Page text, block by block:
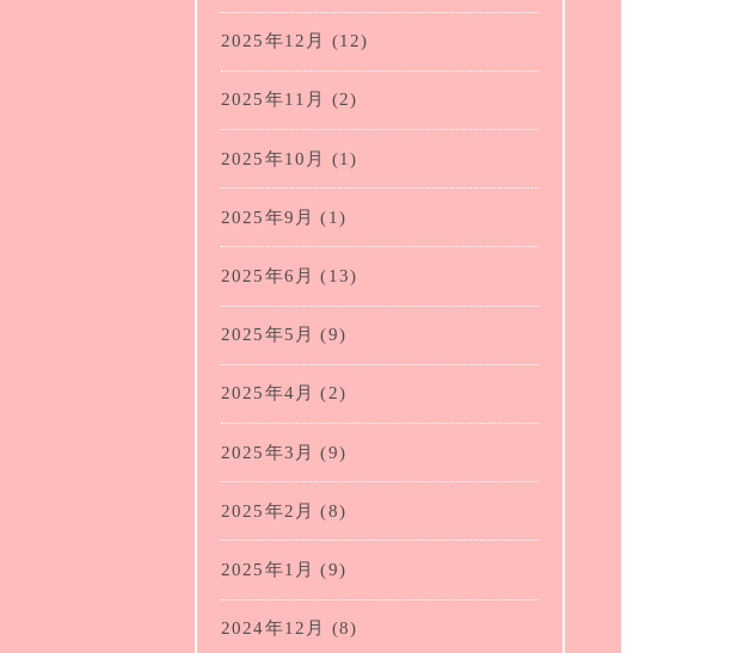
2025年12月 (12)
2025年11月 (2)
2025年10月 (1)
2025年9月 (1)
2025年6月 (13)
2025年5月 (9)
2025年4月 (2)
2025年3月 (9)
2025年2月 (8)
2025年1月 (9)
2024年12月 (8)